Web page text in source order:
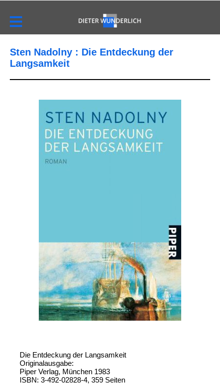
Sten Nadolny : Die Entdeckung der
Langsamkeit
Die Entdeckung der Langsamkeit
Originalausgabe:
Piper Verlag, München 1983
ISBN: 3-492-02828-4, 359 Seiten